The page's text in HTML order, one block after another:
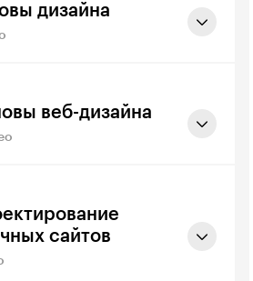
дизайна
веб-дизайна
сайтов